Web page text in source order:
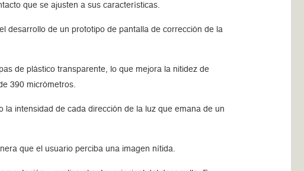
que se ajusten a sus características.
desarrollo de un prototipo de pantalla de corrección de la
de plástico transparente, lo que mejora la nitidez de
390 micrómetros.
intensidad de cada dirección de la luz que emana de un
que el usuario perciba una imagen nítida.